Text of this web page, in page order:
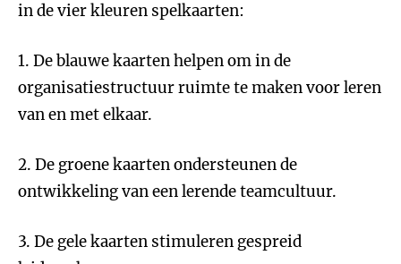
in de vier kleuren spelkaarten:
1. De blauwe kaarten helpen om in de
organisatiestructuur ruimte te maken voor leren
van en met elkaar.
2. De groene kaarten ondersteunen de
ontwikkeling van een lerende teamcultuur.
3. De gele kaarten stimuleren gespreid